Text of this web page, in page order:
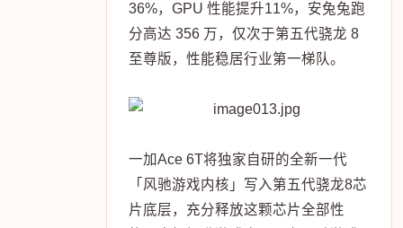
36%，GPU 性能提升11%，安兔兔跑
分高达 356 万，仅次于第五代骁龙 8
至尊版，性能稳居行业第一梯队。
一加Ace 6T将独家自研的全新一代
「风驰游戏内核」写入第五代骁龙8芯
片底层，充分释放这颗芯片全部性